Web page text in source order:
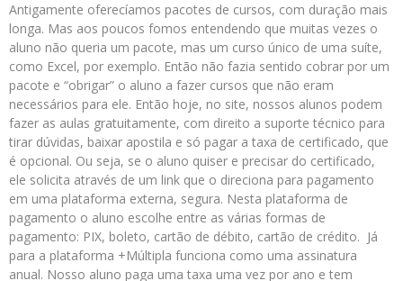
Antigamente oferecíamos pacotes de cursos, com duração mais
longa. Mas aos poucos fomos entendendo que muitas vezes o
aluno não queria um pacote, mas um curso único de uma suíte,
como Excel, por exemplo. Então não fazia sentido cobrar por um
pacote e “obrigar” o aluno a fazer cursos que não eram
necessários para ele. Então hoje, no site, nossos alunos podem
fazer as aulas gratuitamente, com direito a suporte técnico para
tirar dúvidas, baixar apostila e só pagar a taxa de certificado, que
é opcional. Ou seja, se o aluno quiser e precisar do certificado,
ele solicita através de um link que o direciona para pagamento
em uma plataforma externa, segura. Nesta plataforma de
pagamento o aluno escolhe entre as várias formas de
pagamento: PIX, boleto, cartão de débito, cartão de crédito. Já
para a plataforma +Múltipla funciona como uma assinatura
anual. Nosso aluno paga uma taxa uma vez por ano e tem